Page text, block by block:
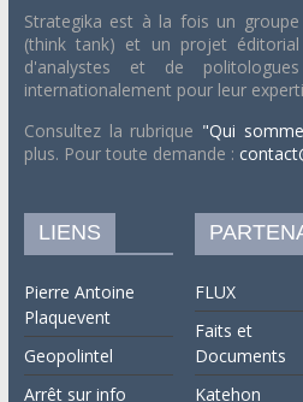
Strategika est à la fois un
(think tank) et un projet
d'analystes et de politologues
internationalement pour leur
Consultez la rubrique "Qui
plus. Pour toute demande :
LIENS
Pierre Antoine
Plaquevent
Geopolintel
Arrêt sur info
FLUX
Faits et
Documents
Katehon